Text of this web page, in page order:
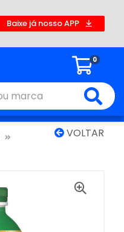
Baixe já nosso APP
0
VOLTAR